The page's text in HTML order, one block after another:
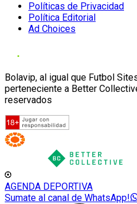
Políticas de Privacidad
Política Editorial
Ad Choices
Bolavip, al igual que Futbol
perteneciente a Better
reservados
AGENDA DEPORTIVA
Sumate al canal de WhatsApp!